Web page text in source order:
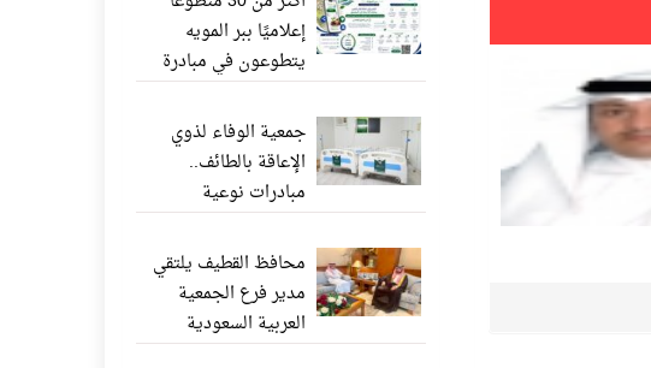
إعلاميًا ببر المويه
يتطوعون في مبادرة
«ناشر الخير» عبر
واتساب
جمعية الوفاء لذوي
الإعاقة بالطائف..
مبادرات نوعية
وإنجازات إنسانية تعزز
جودة الحياة
محافظ القطيف يلتقي
مدير فرع الجمعية
العربية السعودية
للثقافة والفنون بالدمام